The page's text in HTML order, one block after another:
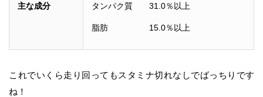
主な成分 タンパク質 31.0％以上
脂肪 15.0％以上
これでいくら走り回ってもスタミナ切れなしでばっちりです
ね！